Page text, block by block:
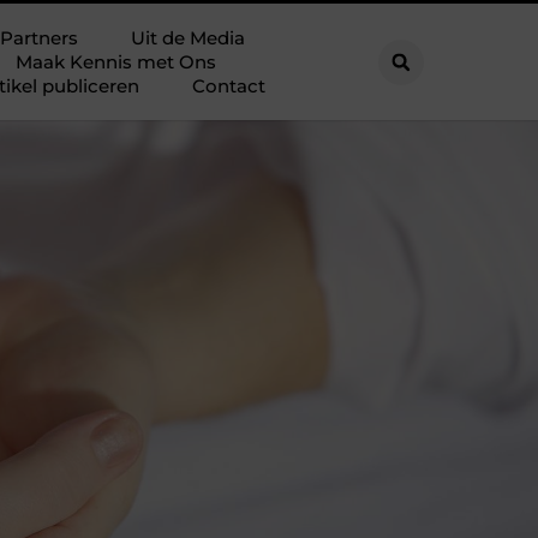
Partners
Uit de Media
Maak Kennis met Ons
publiceren
Contact